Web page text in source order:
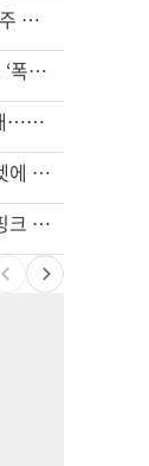
변호사시험 중 심정지 온 한인, 뉴욕주 제소
쌀·라면 값 최대 80% 할인…H마트 ‘폭탄 세일’
'14년째 도피' 한인 간호사 공개 수배…메디케어 사기 유죄
“내가 운전한 게 아니다”…과속 티켓에 오토파일럿 탓한 운전자
“그랜저 탄 부부 팔다리 잘랐다”…핑크 살인공장 충격 실체